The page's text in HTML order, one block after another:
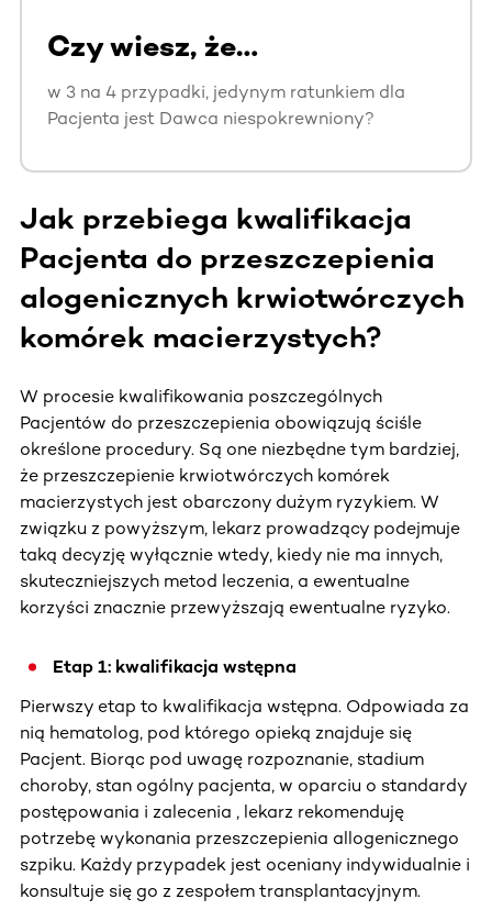
Czy wiesz, że…
w 3 na 4 przypadki, jedynym ratunkiem dla
Pacjenta jest Dawca niespokrewniony?
Jak przebiega kwalifikacja
Pacjenta do przeszczepienia
alogenicznych krwiotwórczych
komórek macierzystych?
W procesie kwalifikowania poszczególnych
Pacjentów do przeszczepienia obowiązują ściśle
określone procedury. Są one niezbędne tym bardziej,
że przeszczepienie krwiotwórczych komórek
macierzystych jest obarczony dużym ryzykiem. W
związku z powyższym, lekarz prowadzący podejmuje
taką decyzję wyłącznie wtedy, kiedy nie ma innych,
skuteczniejszych metod leczenia, a ewentualne
korzyści znacznie przewyższają ewentualne ryzyko.
Etap 1: kwalifikacja wstępna
Pierwszy etap to kwalifikacja wstępna. Odpowiada za
nią hematolog, pod którego opieką znajduje się
Pacjent. Biorąc pod uwagę rozpoznanie, stadium
choroby, stan ogólny pacjenta, w oparciu o standardy
postępowania i zalecenia , lekarz rekomenduję
potrzebę wykonania przeszczepienia allogenicznego
szpiku. Każdy przypadek jest oceniany indywidualnie i
konsultuje się go z zespołem transplantacyjnym.